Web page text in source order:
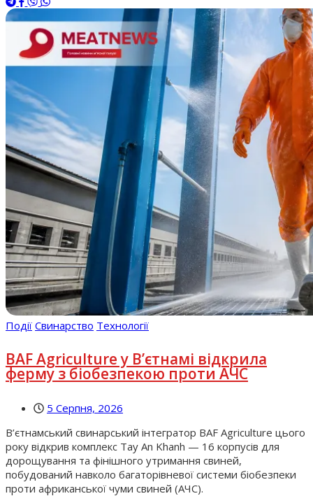
Події Свинарство Технології
BAF Agriculture у В’єтнамі відкрила
ферму з біобезпекою проти АЧС
5 Серпня, 2026
В’єтнамський свинарський інтегратор BAF Agriculture цього
року відкрив комплекс Tay An Khanh — 16 корпусів для
дорощування та фінішного утримання свиней,
побудований навколо багаторівневої системи біобезпеки
проти африканської чуми свиней (АЧС).